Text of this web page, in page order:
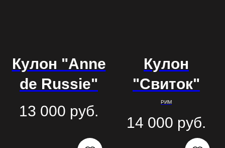
Кулон "Anne
de Russie"
13 000 руб.
Кулон
"Свиток"
РИМ
14 000 руб.